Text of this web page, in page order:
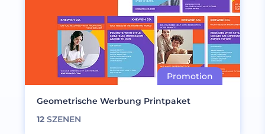
Geometrische Werbung Printpaket
12 SZENEN